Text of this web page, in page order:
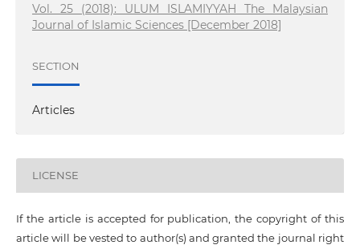
Vol. 25 (2018): ULUM ISLAMIYYAH The Malaysian
Journal of Islamic Sciences [December 2018]
SECTION
Articles
LICENSE
If the article is accepted for publication, the copyright of this
article will be vested to author(s) and granted the journal right